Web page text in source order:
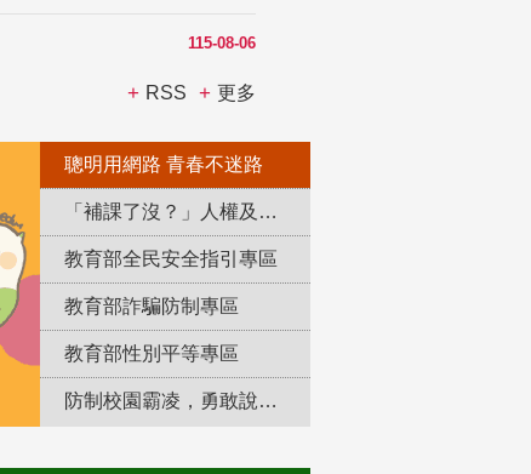
115-08-06
RSS 更多
聰明用網路 青春不迷路
「補課了沒？」人權及轉型正義教育專區
教育部全民安全指引專區
教育部詐騙防制專區
教育部性別平等專區
防制校園霸凌，勇敢說出來！